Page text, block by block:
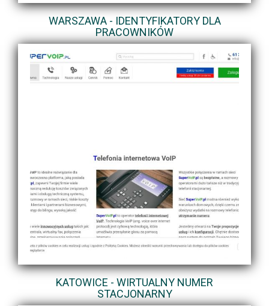
WARSZAWA - IDENTYFIKATORY DLA
PRACOWNIKÓW
KATOWICE - WIRTUALNY NUMER
STACJONARNY